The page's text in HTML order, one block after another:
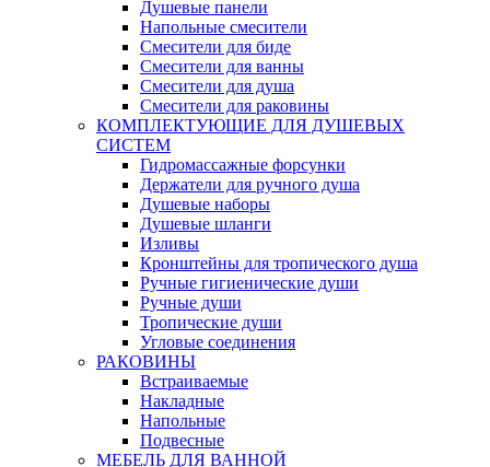
Душевые панели
Напольные смесители
Смесители для биде
Смесители для ванны
Смесители для душа
Смесители для раковины
КОМПЛЕКТУЮЩИЕ ДЛЯ ДУШЕВЫХ
СИСТЕМ
Гидромассажные форсунки
Держатели для ручного душа
Душевые наборы
Душевые шланги
Изливы
Кронштейны для тропического душа
Ручные гигиенические души
Ручные души
Тропические души
Угловые соединения
РАКОВИНЫ
Встраиваемые
Накладные
Напольные
Подвесные
МЕБЕЛЬ ДЛЯ ВАННОЙ